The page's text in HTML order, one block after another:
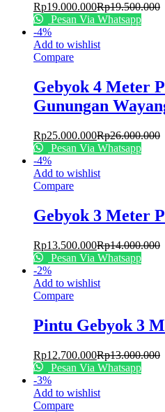
Rp19.000.000Rp19.500.000
Pesan Via Whatsapp
-4%
Add to wishlist
Compare
Gebyok 4 Meter
Gunungan
Rp25.000.000Rp26.000.000
Pesan Via Whatsapp
-4%
Add to wishlist
Compare
Gebyok 3 Meter
Rp13.500.000Rp14.000.000
Pesan Via Whatsapp
-2%
Add to wishlist
Compare
Pintu Gebyok 3
Rp12.700.000Rp13.000.000
Pesan Via Whatsapp
-3%
Add to wishlist
Compare